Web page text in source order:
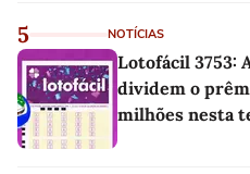
5 NOTÍCIAS
Lotofácil 3753:
dividem o
milhões nesta